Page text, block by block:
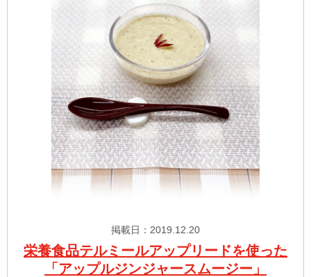
掲載日：2019.12.20
栄養食品テルミールアップリードを使った
「アップルジンジャースムージー」